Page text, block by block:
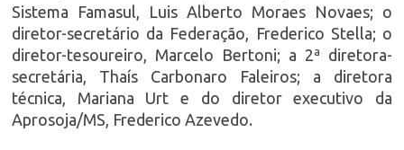
Sistema Famasul, Luis Alberto Moraes Novaes; o
diretor-secretário da Federação, Frederico Stella; o
diretor-tesoureiro, Marcelo Bertoni; a 2ª diretora-
secretária, Thaís Carbonaro Faleiros; a diretora
técnica, Mariana Urt e do diretor executivo da
Aprosoja/MS, Frederico Azevedo.